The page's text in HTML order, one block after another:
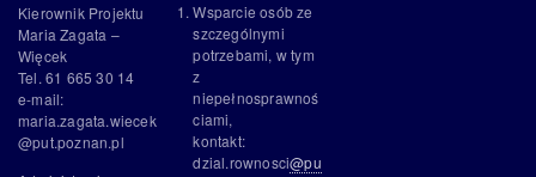
Kierownik Projektu
Maria Zagata –
Więcek
Tel. 61 665 30 14
e-mail:
maria.zagata.wiecek
@put.poznan.pl
Wsparcie osób ze
szczególnymi
potrzebami, w tym
z
niepełnosprawnoś
ciami,
kontakt:
dzial.rownosci@pu